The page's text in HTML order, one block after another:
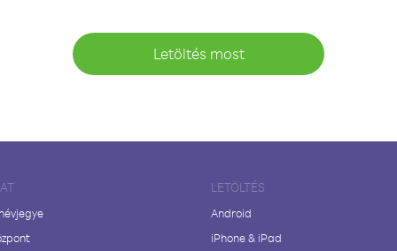
Letöltés most
LETÖLTÉS
Android
iPhone & iPad